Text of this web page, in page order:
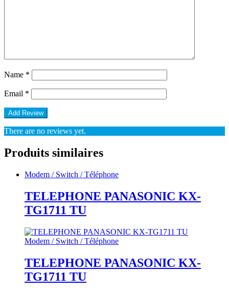
Name *
Email *
There are no reviews yet.
Produits similaires
Modem / Switch / Téléphone
TELEPHONE PANASONIC KX-
TG1711 TU
Modem / Switch / Téléphone
TELEPHONE PANASONIC KX-
TG1711 TU